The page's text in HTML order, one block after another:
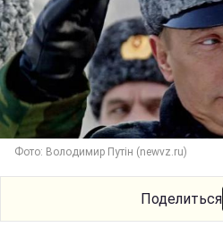
Фото: Володимир Путін (newvz.ru)
Поделиться